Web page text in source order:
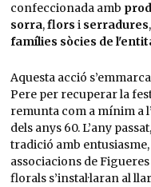
confeccionada amb
sorra,flors i serradures
famílies sòcies de
Aquesta acció
Pere per recuperar la
remunta com a mínim a
dels anys 60. L’any
tradició amb
associacions de
florals s’instal·laran al